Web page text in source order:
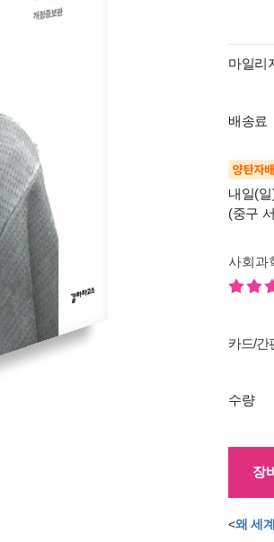
마일리
배송료
양탄자
내일(
(중구
사회과
카드/간
수량
장
<왜 세